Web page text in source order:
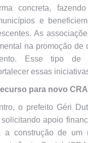
concreta,
e
As
na promoção de
Esse tipo de
essas
para novo
o prefeito Géri
apoio
a construção de um